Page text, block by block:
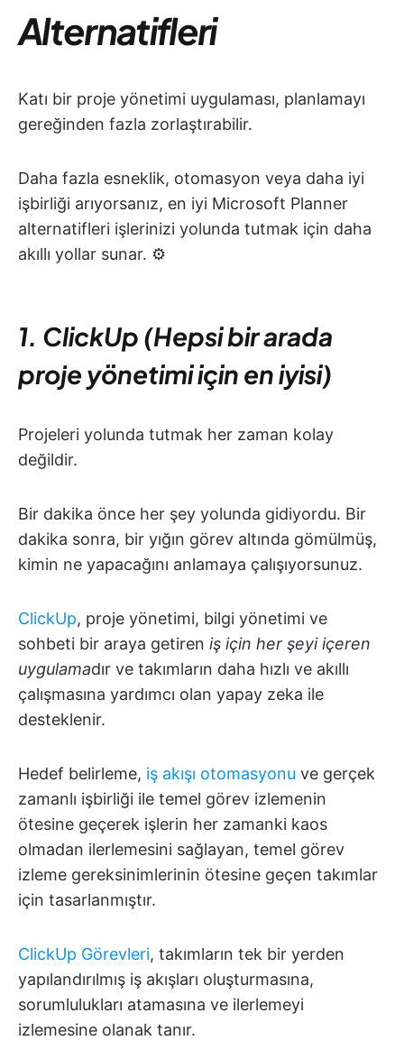
Alternatifleri
Katı bir proje yönetimi uygulaması, planlamayı
gereğinden fazla zorlaştırabilir.
Daha fazla esneklik, otomasyon veya daha iyi
işbirliği arıyorsanız, en iyi Microsoft Planner
alternatifleri işlerinizi yolunda tutmak için daha
akıllı yollar sunar. ⚙️
1. ClickUp (Hepsi bir arada
proje yönetimi için en iyisi)
Projeleri yolunda tutmak her zaman kolay
değildir.
Bir dakika önce her şey yolunda gidiyordu. Bir
dakika sonra, bir yığın görev altında gömülmüş,
kimin ne yapacağını anlamaya çalışıyorsunuz.
ClickUp, proje yönetimi, bilgi yönetimi ve
sohbeti bir araya getiren iş için her şeyi içeren
uygulamadır ve takımların daha hızlı ve akıllı
çalışmasına yardımcı olan yapay zeka ile
desteklenir.
Hedef belirleme, iş akışı otomasyonu ve gerçek
zamanlı işbirliği ile temel görev izlemenin
ötesine geçerek işlerin her zamanki kaos
olmadan ilerlemesini sağlayan, temel görev
izleme gereksinimlerinin ötesine geçen takımlar
için tasarlanmıştır.
ClickUp Görevleri, takımların tek bir yerden
yapılandırılmış iş akışları oluşturmasına,
sorumlulukları atamasına ve ilerlemeyi
izlemesine olanak tanır.